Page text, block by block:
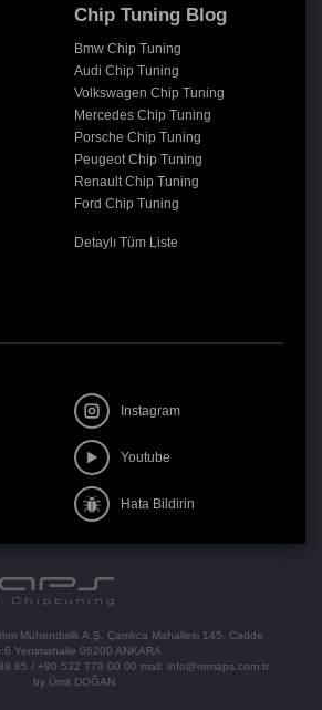
Chip Tuning Blog
Bmw Chip Tuning
Audi Chip Tuning
Volkswagen Chip Tuning
Mercedes Chip Tuning
Porsche Chip Tuning
Peugeot Chip Tuning
Renault Chip Tuning
Ford Chip Tuning
Detaylı Tüm Liste
Instagram
Youtube
Hata Bildirin
Mühendislik A.Ş. Çamlıca Mahallesi 145. Cadde
Yenimahalle 06200 ANKARA
85 / +90 532 779 00 00 mail: info@remaps.com.tr
by Ümit DOĞAN